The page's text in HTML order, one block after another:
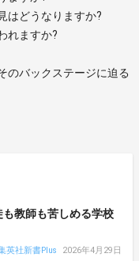
はどうなりますか?
れますか?
のバックステージに迫る
教師も苦しめる学校
英社新書Plus 2026年4月29日